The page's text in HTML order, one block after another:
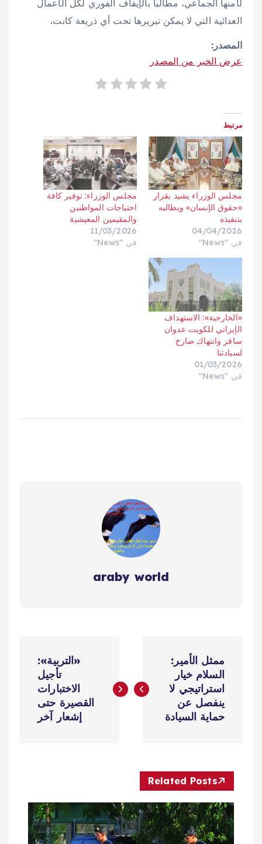
لأمنها الجماعي، مطالبا بالإيقاف الفوري لكل الأعمال
العدائية التي لا يمكن تبريرها تحت أي ذريعة كانت.
المصدر:
عرض الخبر من المصدر
مرتبط
مجلس الوزراء يشيد بقرار
«حقوق الإنسان» ويطالبه
بتنفيذه
04/04/2026
في "News"
مجلس الوزراء: توفير كافة
احتياجات المواطنين
والمقيمين المعيشية
11/03/2026
في "News"
«الخارجية»: الاستهداف
الإيراني للكويت عدوان
سافر وانتهاك صارخ
لسيادتنا
01/03/2026
في "News"
araby world
ص
م
ممثل الأمير:
السلام خيار
استراتيجي لا
ينفصل عن
حماية السيادة
«التربية»:
تأجيل
الاختبارات
القصيرة حتى
إشعار آخر
Related Posts